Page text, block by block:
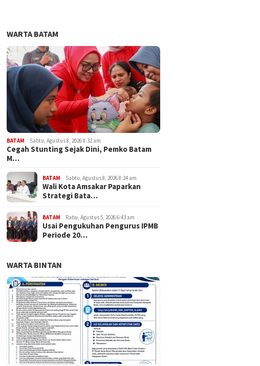
WARTA BATAM
BATAM Sabtu, Agustus 8, 2026 8:32 am
Cegah Stunting Sejak Dini, Pemko Batam
M…
BATAM Sabtu, Agustus 8, 2026 8:24 am
Wali Kota Amsakar Paparkan
Strategi Bata…
BATAM Rabu, Agustus 5, 2026 6:43 am
Usai Pengukuhan Pengurus IPMB
Periode 20…
WARTA BINTAN